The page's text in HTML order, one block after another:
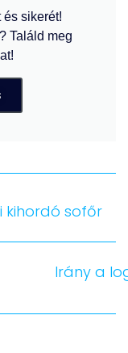
sikerét!
Találd meg